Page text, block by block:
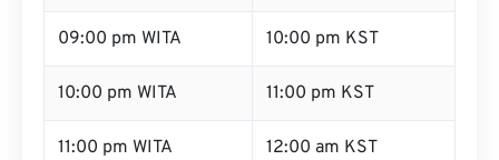
09:00 pm WITA 10:00 pm KST
10:00 pm WITA 11:00 pm KST
11:00 pm WITA
12:00 am KST